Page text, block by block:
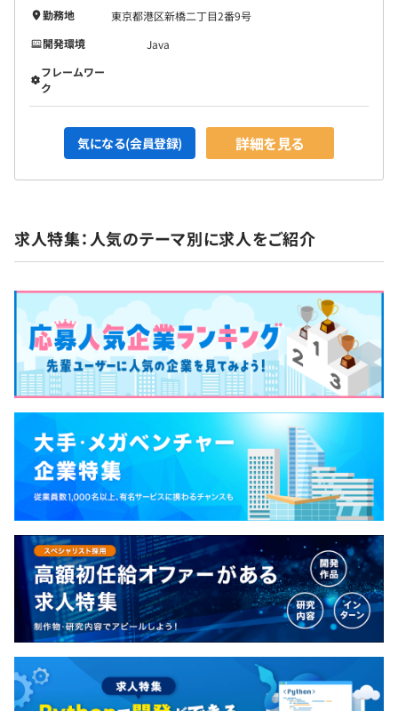
4チーム体制で、1チームあたり3～9名の構成です。
平均3名〜5名で開発をおこなっています。
1プロジェクトの単位期間は短いもので3カ月、長いもの
無期雇用
13.5時間
前年度の有給休暇の平均取得日数
前事業年度の育児休業取得者数／出産者数
男性0人/0人
女性0人/0人
役員及び管理的地位にある者に占める女性の割合
役員0.0%
勤務地
東京都港区新橋二丁目2番9号
開発環境
Java
フレームワー
ク
気になる(会員登録) 詳細を見る
求人特集：人気のテーマ別に求人をご紹介